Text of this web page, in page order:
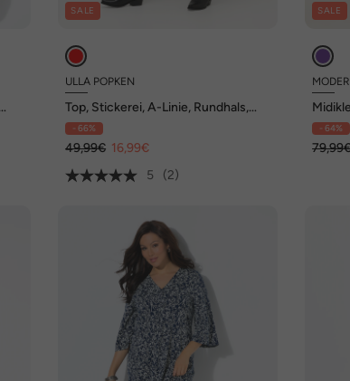
SALE
ULLA POPKEN
Top, Stickerei, A-Linie, Rundhals,
Rüsche, ärmellos
- 66%
49,99€ 16,99€
5
(2)
SALE
- 64%